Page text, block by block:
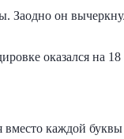
Заодно он
оказался на
каждой